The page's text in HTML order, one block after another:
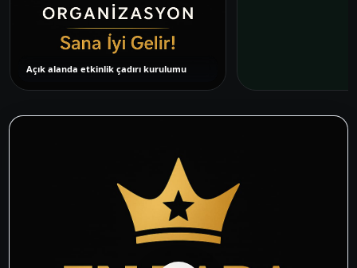
Açık alanda etkinlik çadırı kurulumu